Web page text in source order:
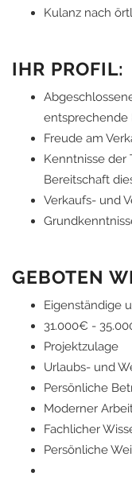
Kulanz nach
IHR PROFIL:
entsprechende
Freude am
Kenntnisse der
Bereitschaft
Verkaufs- und
GEBOTEN
Eigenständige
31.000€ -
Projektzulage
Urlaubs- und
Persönliche
Moderner
Fachlicher
Persönliche